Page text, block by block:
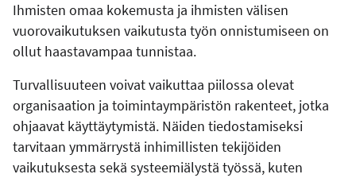
Ihmisten omaa kokemusta ja ihmisten välisen
vuorovaikutuksen vaikutusta työn onnistumiseen on
ollut haastavampaa tunnistaa.
Turvallisuuteen voivat vaikuttaa piilossa olevat
organisaation ja toimintaympäristön rakenteet, jotka
ohjaavat käyttäytymistä. Näiden tiedostamiseksi
tarvitaan ymmärrystä inhimillisten tekijöiden
vaikutuksesta sekä systeemiälystä työssä, kuten